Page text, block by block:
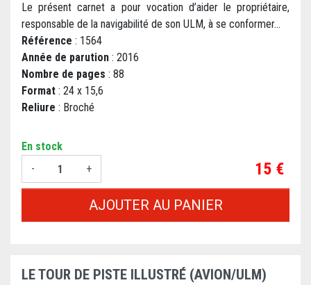
Le présent carnet a pour vocation d’aider le propriétaire,
responsable de la navigabilité de son ULM, à se conformer...
Référence : 1564
Année de parution : 2016
Nombre de pages : 88
Format : 24 x 15,6
Reliure : Broché
En stock
-
+ Prix
15 €
AJOUTER AU PANIER
LE TOUR DE PISTE ILLUSTRÉ (AVION/ULM)